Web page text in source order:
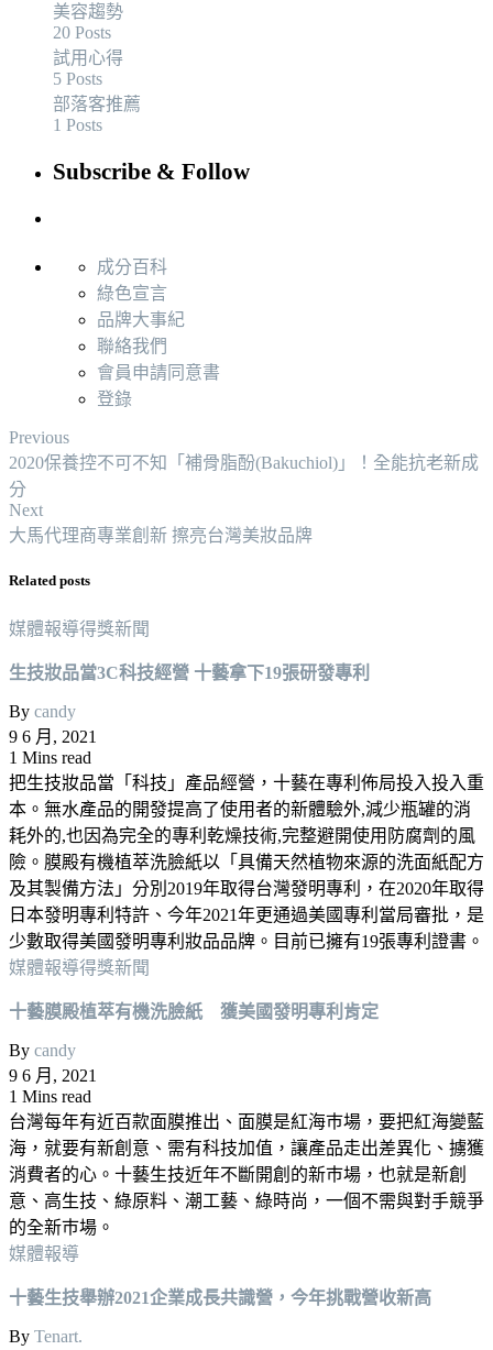
美容趨勢
20 Posts
試用心得
5 Posts
部落客推薦
1 Posts
Subscribe & Follow
成分百科
綠色宣言
品牌大事紀
聯絡我們
會員申請同意書
登錄
Previous
2020保養控不可不知「補骨脂酚(Bakuchiol)」！全能抗老新成
分
Next
大馬代理商專業創新 擦亮台灣美妝品牌
Related posts
媒體報導得獎新聞
生技妝品當3C科技經營 十藝拿下19張研發專利
By candy
9 6 月, 2021
1 Mins read
把生技妝品當「科技」產品經營，十藝在專利佈局投入投入重
本。無水產品的開發提高了使用者的新體驗外,減少瓶罐的消
耗外的,也因為完全的專利乾燥技術,完整避開使用防腐劑的風
險。膜殿有機植萃洗臉紙以「具備天然植物來源的洗面紙配方
及其製備方法」分別2019年取得台灣發明專利，在2020年取得
日本發明專利特許、今年2021年更通過美國專利當局審批，是
少數取得美國發明專利妝品品牌。目前已擁有19張專利證書。
媒體報導得獎新聞
十藝膜殿植萃有機洗臉紙 獲美國發明專利肯定
By candy
9 6 月, 2021
1 Mins read
台灣每年有近百款面膜推出、面膜是紅海巿場，要把紅海變藍
海，就要有新創意、需有科技加值，讓產品走出差異化、擄獲
消費者的心。十藝生技近年不斷開創的新巿場，也就是新創
意、高生技、綠原料、潮工藝、綠時尚，一個不需與對手競爭
的全新巿場。
媒體報導
十藝生技舉辦2021企業成長共識營，今年挑戰營收新高
By Tenart.